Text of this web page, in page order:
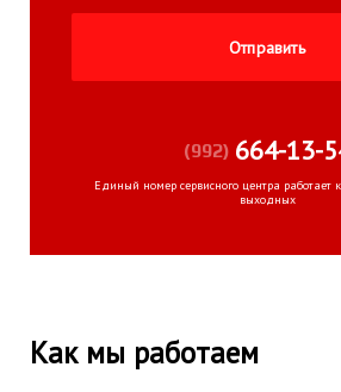
(992) 664-13-
Единый номер сервисного центра работает
выходных
Как мы работаем